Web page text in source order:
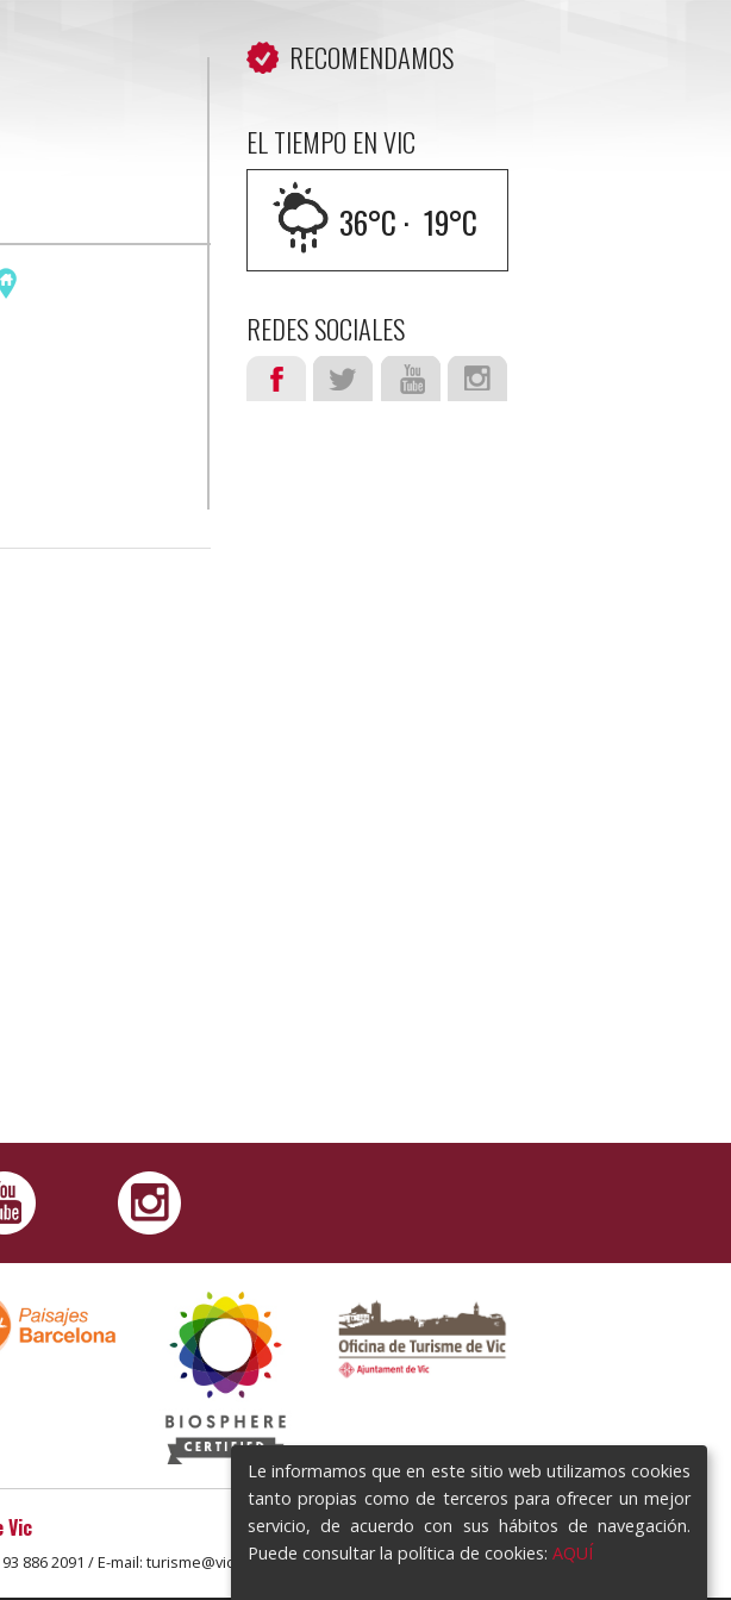
RECOMENDAMOS
EL TIEMPO EN VIC
36°C · 19°C
REDES SOCIALES
Vic
886 2091 / E-mail: turisme@vic.cat
Le informamos que en este sitio web utilizamos cookies
tanto propias como de terceros para ofrecer un mejor
servicio, de acuerdo con sus hábitos de navegación.
Puede consultar la política de cookies: AQUÍ